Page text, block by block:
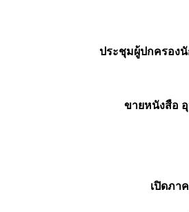
ประชุมผู้ปกครองนั
ขายหนังสือ
เปิดภา